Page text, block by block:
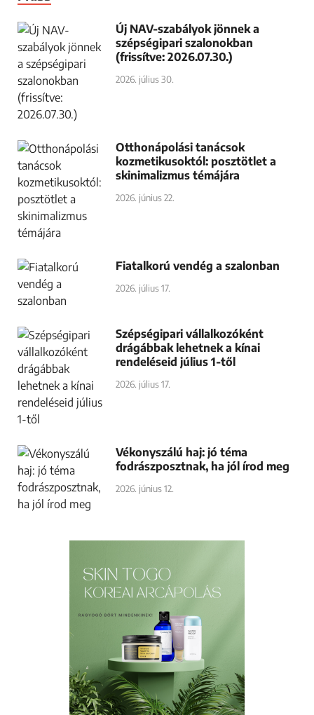
Új NAV-szabályok jönnek a
szépségipari szalonokban
(frissítve: 2026.07.30.)
2026. július 30.
Otthonápolási tanácsok
kozmetikusoktól: posztötlet a
skinimalizmus témájára
2026. június 22.
Fiatalkorú vendég a szalonban
2026. július 17.
Szépségipari vállalkozóként
drágábbak lehetnek a kínai
rendeléseid július 1-től
2026. július 17.
Vékonyszálú haj: jó téma
fodrászposztnak, ha jól írod meg
2026. június 12.